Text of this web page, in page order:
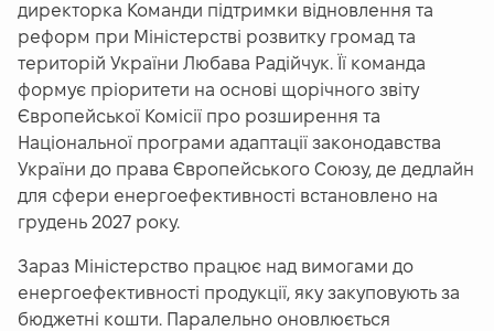
директорка Команди підтримки відновлення та
реформ при Міністерстві розвитку громад та
територій України Любава Радійчук. Її команда
формує пріоритети на основі щорічного звіту
Європейської Комісії про розширення та
Національної програми адаптації законодавства
України до права Європейського Союзу, де дедлайн
для сфери енергоефективності встановлено на
грудень 2027 року.
Зараз Міністерство працює над вимогами до
енергоефективності продукції, яку закуповують за
бюджетні кошти. Паралельно оновлюється